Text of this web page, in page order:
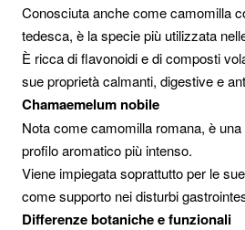
Conosciuta anche come camomilla
tedesca, è la specie più utilizzata
È ricca di flavonoidi e di composti
sue proprietà calmanti, digestive e
Chamaemelum nobile
Nota come camomilla romana, è
profilo aromatico più intenso.
Viene impiegata soprattutto per le
come supporto nei disturbi
Differenze botaniche e funzionali